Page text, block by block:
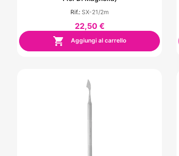
Rif.: SX-21/2m
22,50 €
 Aggiungi al carrello